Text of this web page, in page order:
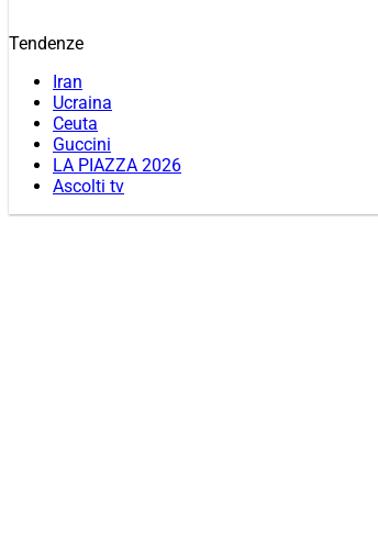
Tendenze
Iran
Ucraina
Ceuta
Guccini
LA PIAZZA 2026
Ascolti tv